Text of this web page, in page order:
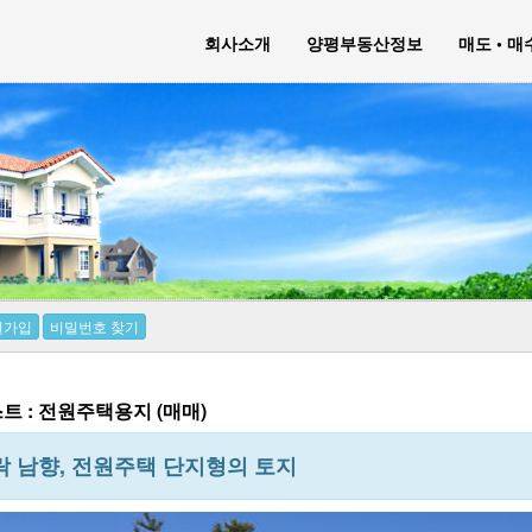
회사소개 양평부동산정보 매도 •
입 비밀번호 찾기
: 전원주택용지 (매매)
남향, 전원주택 단지형의 토지